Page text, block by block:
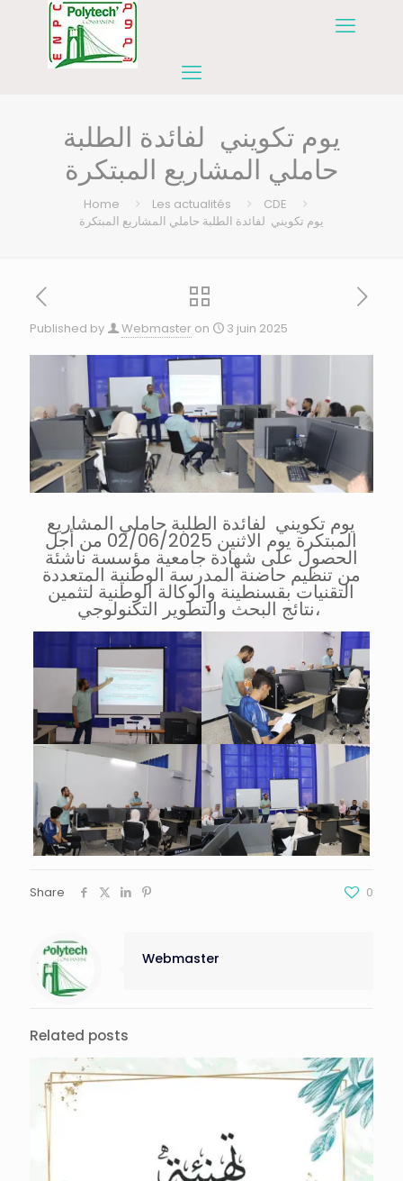
يوم تكويني لفائدة الطلبة
حاملي المشاريع المبتكرة
Home Les actualités
CDE
يوم تكويني لفائدة الطلبة حاملي المشاريع المبتكرة
Published by Webmaster on 3 juin 2025
يوم تكويني لفائدة الطلبة حاملي المشاريع
المبتكرة يوم الاثنين 02/06/2025 من أجل
الحصول على شهادة جامعية مؤسسة ناشئة
من تنظيم حاضنة المدرسة الوطنية المتعددة
التقنيات بقسنطينة والوكالة الوطنية لتثمين
نتائج البحث والتطوير التكنولوجي،
Share 0
Webmaster
Related posts